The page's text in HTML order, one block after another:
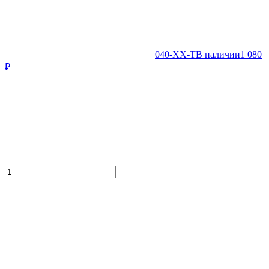
040-XX-TВ наличии1 080
₽